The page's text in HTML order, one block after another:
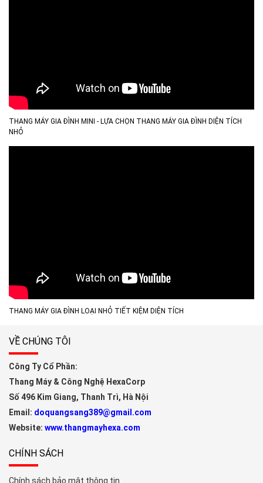
THANG MÁY GIA ĐÌNH MINI - LỰA CHỌN THANG MÁY GIA ĐÌNH DIỆN TÍCH
NHỎ
THANG MÁY GIA ĐÌNH LOẠI NHỎ TIẾT KIỆM DIỆN TÍCH
VỀ CHÚNG TÔI
Công Ty Cổ Phần:
Thang Máy & Công Nghệ HexaCorp
Số 496 Kim Giang, Thanh Trì, Hà Nội
Email: doquangsang389@gmail.com
Website: www.thangmayhexa.com
CHÍNH SÁCH
Chính sách bảo mật thông tin